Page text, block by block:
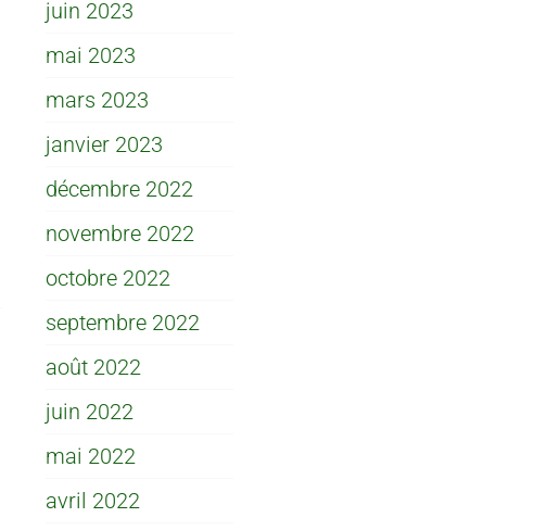
juin 2023
mai 2023
mars 2023
janvier 2023
décembre 2022
novembre 2022
octobre 2022
septembre 2022
août 2022
juin 2022
mai 2022
avril 2022